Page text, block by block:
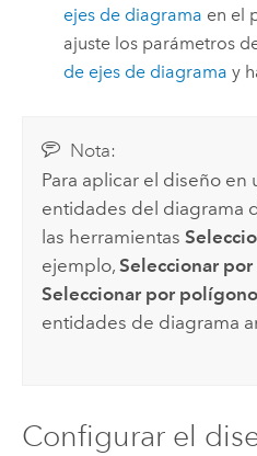
ejes de diagrama en el
ajuste los parámetros
de ejes de diagrama y
Nota:
Para aplicar el diseño
entidades del diagrama
las herramientas
ejemplo,Seleccionar
Seleccionar por polígono
entidades de diagrama
Configurar el